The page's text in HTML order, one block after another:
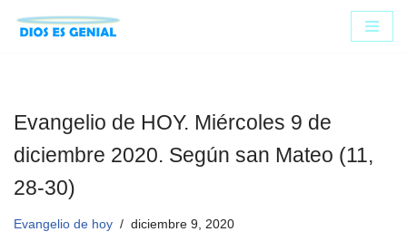
Evangelio de HOY. Miércoles 9 de
diciembre 2020. Según san Mateo (11,
28-30)
Evangelio de hoy diciembre 9, 2020